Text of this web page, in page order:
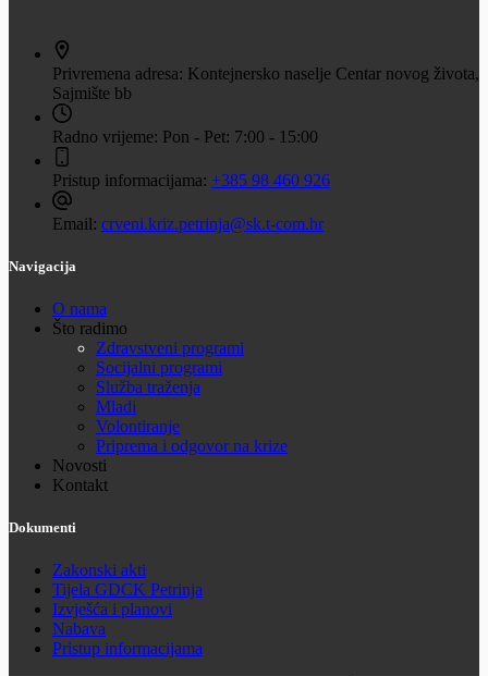
Privremena adresa: Kontejnersko naselje Centar novog života,
Sajmište bb
Radno vrijeme: Pon - Pet: 7:00 - 15:00
Pristup informacijama: +385 98 460 926
Email: crveni.kriz.petrinja@sk.t-com.hr
Navigacija
O nama
Što radimo
Zdravstveni programi
Socijalni programi
Služba traženja
Mladi
Volontiranje
Priprema i odgovor na krize
Novosti
Kontakt
Dokumenti
Zakonski akti
Tijela GDCK Petrinja
Izvješća i planovi
Nabava
Pristup informacijama